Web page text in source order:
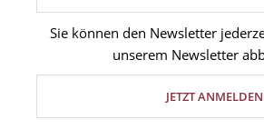
Sie können den Newsletter
unserem Newsletter